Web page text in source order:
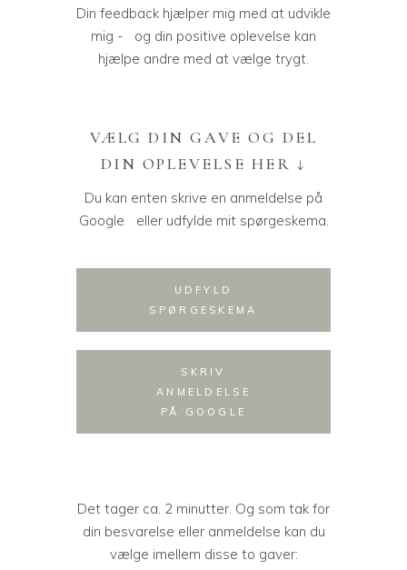
Din feedback hjælper mig med at udvikle
mig - og din positive oplevelse kan
hjælpe andre med at vælge trygt.
VÆLG DIN GAVE OG DEL
DIN OPLEVELSE HER ↓
Du kan enten skrive en anmeldelse på
Google eller udfylde mit spørgeskema.
UDFYLD
SPØRGESKEMA
SKRIV
ANMELDELSE
PÅ GOOGLE
Det tager ca. 2 minutter. Og som tak for
din besvarelse eller anmeldelse kan du
vælge imellem disse to gaver: